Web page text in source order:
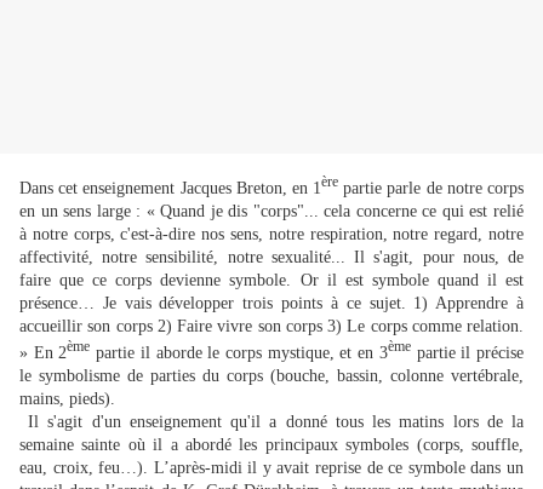
Dans cet enseignement Jacques Breton, en 1ère partie parle de notre corps
en un sens large : « Quand je dis "corps"... cela concerne ce qui est relié
à notre corps, c'est-à-dire nos sens, notre respiration, notre regard, notre
affectivité, notre sensibilité, notre sexualité... Il s'agit, pour nous, de
faire que ce corps devienne symbole. Or il est symbole quand il est
présence… Je vais développer trois points à ce sujet. 1) Apprendre à
accueillir son corps 2) Faire vivre son corps 3) Le corps comme relation.
» En 2ème partie il aborde le corps mystique, et en 3èmepartie il précise
le symbolisme de parties du corps (bouche, bassin, colonne vertébrale,
mains, pieds).
Il s'agit d'un enseignement qu'il a donné tous les matins lors de la
semaine sainte où il a abordé les principaux symboles (corps, souffle,
eau, croix, feu…). L’après-midi il y avait reprise de ce symbole dans un